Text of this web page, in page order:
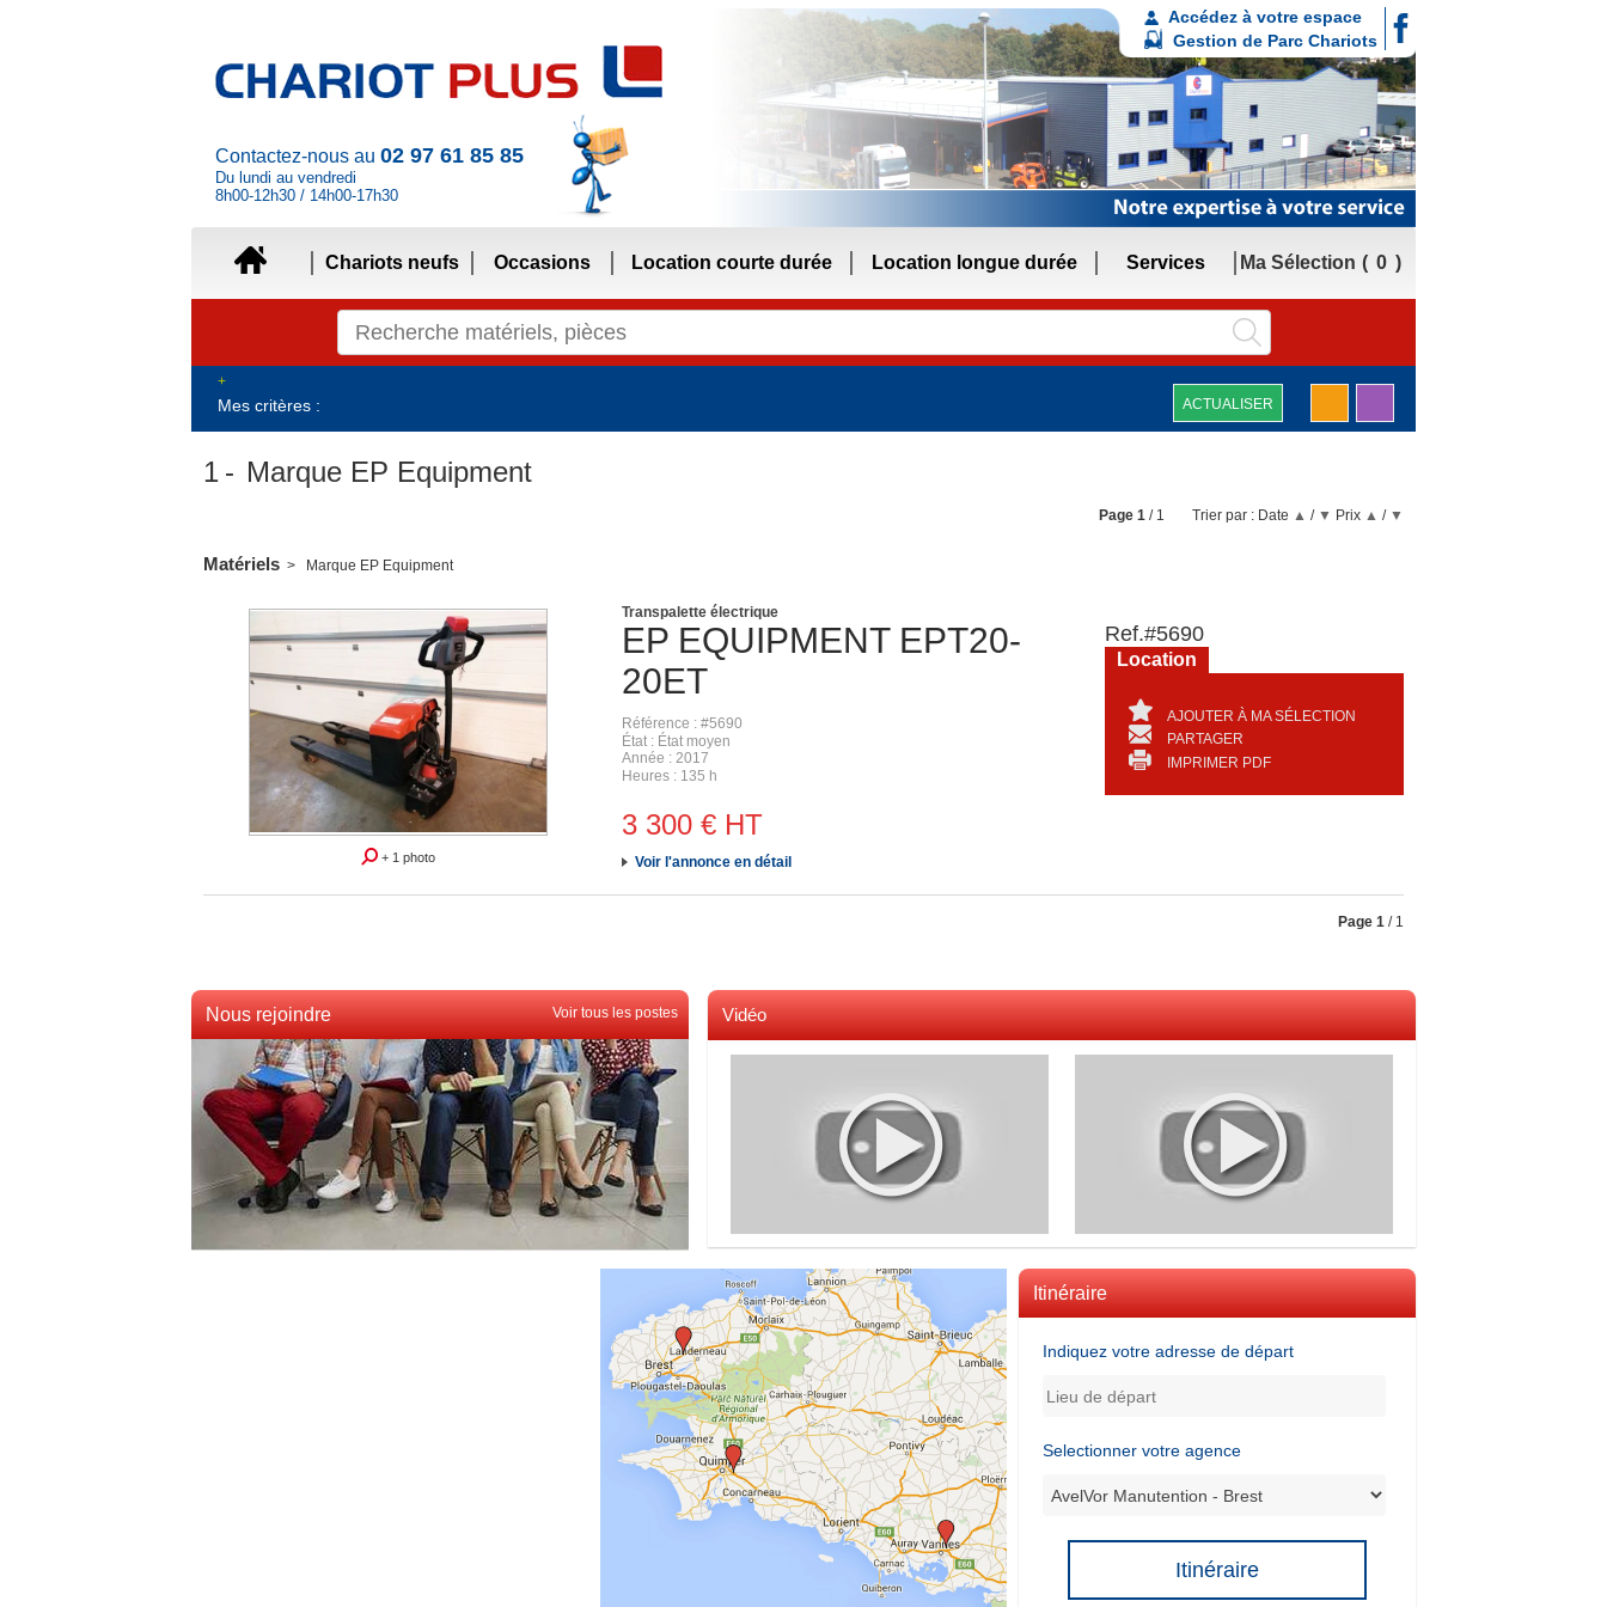
Contactez-nous au 02 97 61 85 85
Du lundi au vendredi
8h00-12h30 / 14h00-17h30
Accédez à votre espace
Gestion de Parc Chariots
Ma Sélection 0
Chariots neufs Occasions Location courte durée Location longue durée Services
Mes critères : ACTUALISER
Matériels Marque EP Equipment
1 Marque EP Equipment
Trier par : Date ▲ / ▼ Prix ▲ / ▼
Page 1 / 1
+ 1 photo
EP EQUIPMENT EPT20-
20ET
Transpalette électrique
Référence
#5690
État
État moyen
Année
2017
Heures
135 h
3 300 € HT
Voir l'annonce en détail
Ref.#5690
Location
AJOUTER À MA SÉLECTION
PARTAGER
IMPRIMER PDF
Page 1 / 1
Nous rejoindre Voir tous les postes Vidéo
Itinéraire
Indiquez votre adresse de départ
Selectionner votre agence
Itinéraire